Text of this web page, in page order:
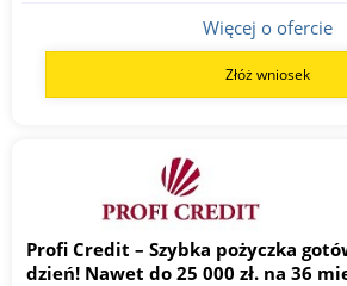
Więcej o ofercie
Złóż wniosek
Profi Credit – Szybka pożyczka
dzień! Nawet do 25 000 zł. na 36